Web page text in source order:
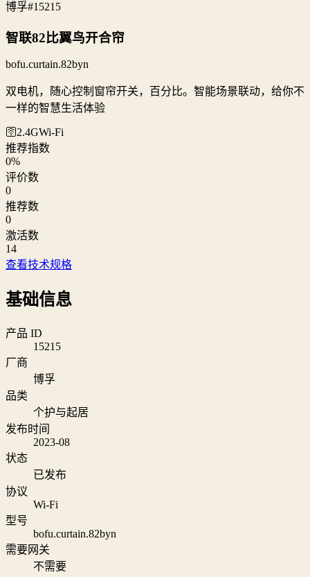
博孚#15215
智联82比翼鸟开合帘
bofu.curtain.82byn
双电机，随心控制窗帘开关，百分比。智能场景联动，给你不
一样的智慧生活体验
🛜2.4GWi‑Fi
推荐指数
0%
评价数
0
推荐数
0
激活数
14
查看技术规格
基础信息
产品 ID
15215
厂商
博孚
品类
个护与起居
发布时间
2023-08
状态
已发布
协议
Wi‑Fi
型号
bofu.curtain.82byn
需要网关
不需要